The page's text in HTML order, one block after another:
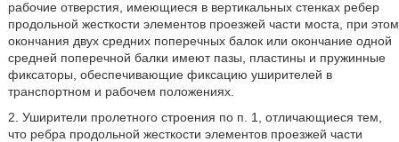
рабочие отверстия, имеющиеся в вертикальных стенках ребер
продольной жесткости элементов проезжей части моста, при этом
окончания двух средних поперечных балок или окончание одной
средней поперечной балки имеют пазы, пластины и пружинные
фиксаторы, обеспечивающие фиксацию уширителей в
транспортном и рабочем положениях.
2. Уширители пролетного строения по п. 1, отличающиеся тем,
что ребра продольной жесткости элементов проезжей части